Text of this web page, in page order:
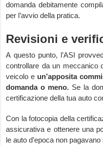
domanda debitamente
per l’avvio della pratica.
Revisioni e
A questo punto, l’ASI
controllare da un meccanico
veicolo e un’apposita
domanda o meno. Se la
certificazione della tua auto
Con la fotocopia della
assicurativa e ottenere una
le auto d’epoca non pagavano